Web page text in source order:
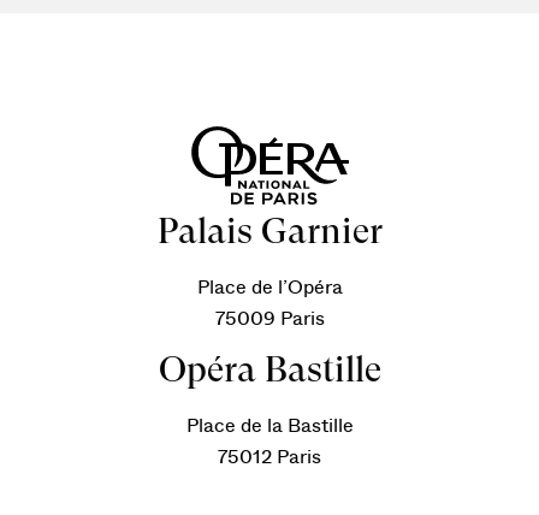
Palais Garnier
Place de l’Opéra
75009 Paris
Opéra Bastille
Place de la Bastille
75012 Paris